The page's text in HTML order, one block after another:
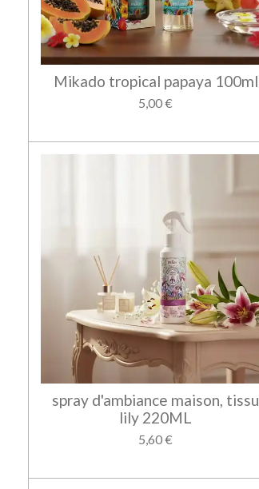
Mikado tropical papaya 100ml
5,00 €
spray d'ambiance maison, tissu
lily 220ML
5,60 €